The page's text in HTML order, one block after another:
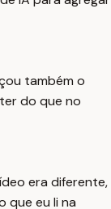
também o
do que no
era diferente,
que eu li na